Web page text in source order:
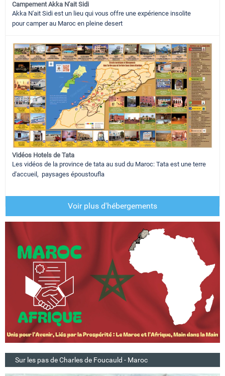
Campement Akka N'ait Sidi
Akka N'ait Sidi est un lieu qui vous offre une expérience insolite
pour camper au Maroc en pleine desert
Vidéos Hotels de Tata
Les vidéos de la province de tata au sud du Maroc: Tata est une terre
d'accueil, paysages époustoufla
Voir plus d'hébergements
Sur les pas de Charles de Foucauld - Maroc